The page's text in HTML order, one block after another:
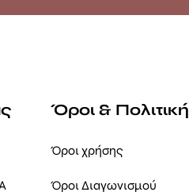
Όροι & Πολιτική
Όροι χρήσης
Όροι Διαγωνισμού